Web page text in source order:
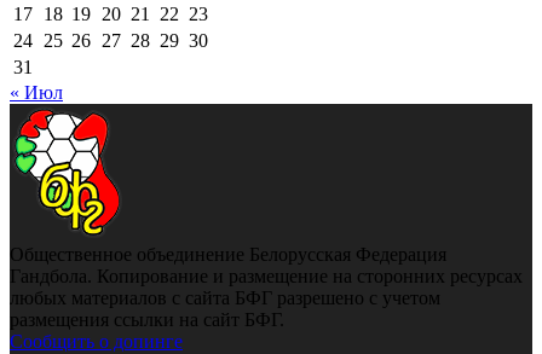
17 18 19 20 21 22 23
24 25 26 27 28 29 30
31
« Июл
Общественное объединение Белорусская Федерация
Гандбола. Копирование и размещение на сторонних ресурсах
любых материалов с сайта БФГ разрешено с учетом
размещения ссылки на сайт БФГ.
Сообщить о допинге